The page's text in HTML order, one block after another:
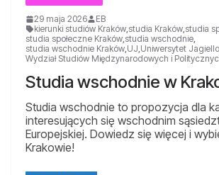
29 maja 2026
EB
kierunki studiów Kraków,studia Kraków,studia
studia społeczne Kraków,studia wschodnie,
studia wschodnie Kraków,UJ,Uniwersytet
Wydział Studiów Międzynarodowych i
Studia wschodnie w
Studia wschodnie to propozycja dla
interesujących się wschodnim
Europejskiej. Dowiedz się więcej i
Krakowie!